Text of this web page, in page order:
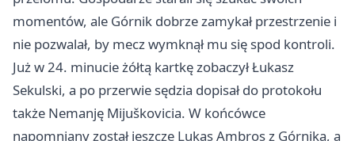
momentów, ale Górnik dobrze zamykał przestrzenie i
nie pozwalał, by mecz wymknął mu się spod kontroli.
Już w 24. minucie żółtą kartkę zobaczył Łukasz
Sekulski, a po przerwie sędzia dopisał do protokołu
także Nemanję Mijuškovicia. W końcówce
napomniany został jeszcze Lukas Ambros z Górnika, a